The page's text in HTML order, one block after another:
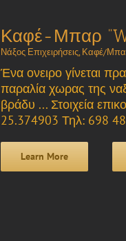
Καφέ-Μπαρ
Νάξος Επιχειρήσεις, Καφέ/
Ένα ονειρο γίνεται
παραλία χωρας της
βράδυ ... Στοιχεία
25.374903 Τηλ: 698
Learn More